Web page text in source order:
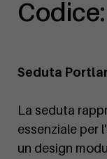
Seduta
La seduta
essenziale per
un design